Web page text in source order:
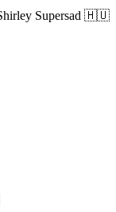
Supersad 🇭🇺